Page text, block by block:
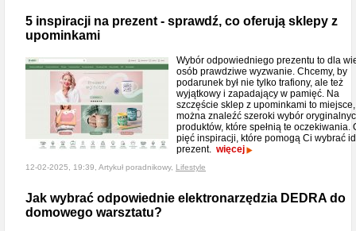
5 inspiracji na prezent - sprawdź, co oferują sklepy z
upominkami
Wybór odpowiedniego prezentu to dla
osób prawdziwe wyzwanie. Chcemy, by
podarunek był nie tylko trafiony, ale też
wyjątkowy i zapadający w pamięć. Na
szczęście sklep z upominkami to
można znaleźć szeroki wybór
produktów, które spełnią te oczekiwania.
pięć inspiracji, które pomogą Ci wybrać
prezent. więcej
12-02-2025, 19:39, Artykuł poradnikowy, Lifestyle
Jak wybrać odpowiednie elektronarzędzia DEDRA do
domowego warsztatu?